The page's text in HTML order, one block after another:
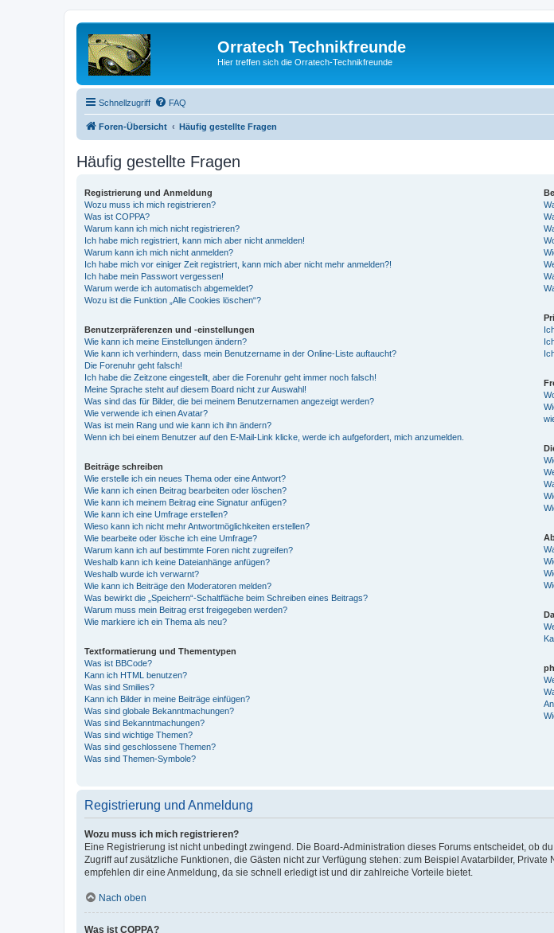
Orratech Technikfreunde
Hier treffen sich die Orratech-Technikfreunde
Schnellzugriff FAQ
Foren-Übersicht Häufig gestellte Fragen
Häufig gestellte Fragen
Registrierung und Anmeldung
Wozu muss ich mich registrieren?
Was ist COPPA?
Warum kann ich mich nicht registrieren?
Ich habe mich registriert, kann mich aber nicht anmelden!
Warum kann ich mich nicht anmelden?
Ich habe mich vor einiger Zeit registriert, kann mich aber nicht mehr anmelden?!
Ich habe mein Passwort vergessen!
Warum werde ich automatisch abgemeldet?
Wozu ist die Funktion „Alle Cookies löschen“?
Benutzerpräferenzen und -einstellungen
Wie kann ich meine Einstellungen ändern?
Wie kann ich verhindern, dass mein Benutzername in der Online-Liste auftaucht?
Die Forenuhr geht falsch!
Ich habe die Zeitzone eingestellt, aber die Forenuhr geht immer noch falsch!
Meine Sprache steht auf diesem Board nicht zur Auswahl!
Was sind das für Bilder, die bei meinem Benutzernamen angezeigt werden?
Wie verwende ich einen Avatar?
Was ist mein Rang und wie kann ich ihn ändern?
Wenn ich bei einem Benutzer auf den E-Mail-Link klicke, werde ich aufgefordert, mich anzumelden.
Beiträge schreiben
Wie erstelle ich ein neues Thema oder eine Antwort?
Wie kann ich einen Beitrag bearbeiten oder löschen?
Wie kann ich meinem Beitrag eine Signatur anfügen?
Wie kann ich eine Umfrage erstellen?
Wieso kann ich nicht mehr Antwortmöglichkeiten erstellen?
Wie bearbeite oder lösche ich eine Umfrage?
Warum kann ich auf bestimmte Foren nicht zugreifen?
Weshalb kann ich keine Dateianhänge anfügen?
Weshalb wurde ich verwarnt?
Wie kann ich Beiträge den Moderatoren melden?
Was bewirkt die „Speichern“-Schaltfläche beim Schreiben eines Beitrags?
Warum muss mein Beitrag erst freigegeben werden?
Wie markiere ich ein Thema als neu?
Textformatierung und Thementypen
Was ist BBCode?
Kann ich HTML benutzen?
Was sind Smilies?
Kann ich Bilder in meine Beiträge einfügen?
Was sind globale Bekanntmachungen?
Was sind Bekanntmachungen?
Was sind wichtige Themen?
Was sind geschlossene Themen?
Was sind Themen-Symbole?
Registrierung und Anmeldung
Wozu muss ich mich registrieren?
Eine Registrierung ist nicht unbedingt zwingend. Die Board-Administration dieses Forums entscheidet, ob
Zugriff auf zusätzliche Funktionen, die Gästen nicht zur Verfügung stehen: zum Beispiel Avatarbilder,
empfehlen dir eine Anmeldung, da sie schnell erledigt ist und dir zahlreiche Vorteile bietet.
Nach oben
Was ist COPPA?